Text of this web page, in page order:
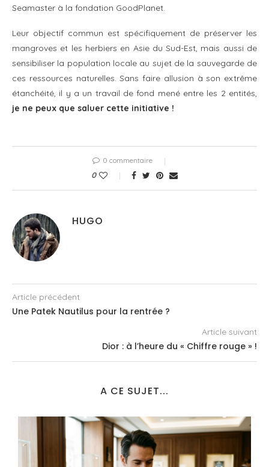
Seamaster à la fondation GoodPlanet.
Leur objectif commun est spécifiquement de préserver les
mangroves et les herbiers en Asie du Sud-Est, mais aussi de
sensibiliser la population locale au sujet de la sauvegarde de
ces ressources naturelles. Sans faire allusion à son extrême
étanchéité, il y a un travail de fond mené entre les 2 entités,
je ne peux que saluer cette initiative !
0 commentaire
0
HUGO
Article précédent
Une Patek Nautilus pour la rentrée ?
Article suivant
Dior : à l’heure du « Chiffre rouge » !
A CE SUJET...